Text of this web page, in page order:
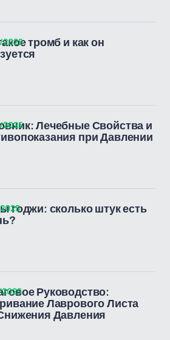
тромб и как он
Лечебные Свойства и
при Давлении
годжи: сколько штук есть
Руководство:
Лаврового Листа
Давления